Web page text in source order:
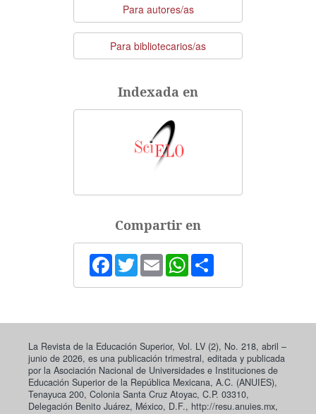
Para autores/as
Para bibliotecarios/as
Indexada en
Compartir en
Facebook
TwitterEmail WhatsApp
La Revista de la Educación Superior, Vol. LV (2), No. 218, abril –
junio de 2026, es una publicación trimestral, editada y publicada
por la Asociación Nacional de Universidades e Instituciones de
Educación Superior de la República Mexicana, A.C. (ANUIES),
Tenayuca 200, Colonia Santa Cruz Atoyac, C.P. 03310,
Delegación Benito Juárez, México, D.F., http://resu.anuies.mx,